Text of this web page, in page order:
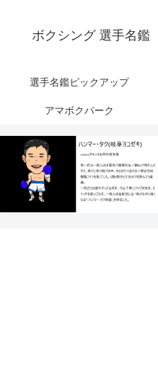
ボクシング 選手名
選手名鑑ピックアップ
アマボクパーク